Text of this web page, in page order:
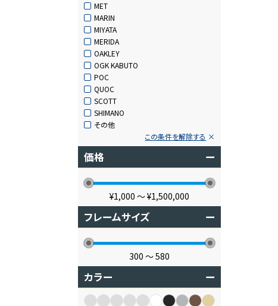
MET
MARIN
MIYATA
MERIDA
OAKLEY
OGK KABUTO
POC
QUOC
SCOTT
SHIMANO
その他
この条件を解除する
価格 ー
¥1,000 〜¥1,500,000
フレームサイズ ー
300 〜580
カラー ー